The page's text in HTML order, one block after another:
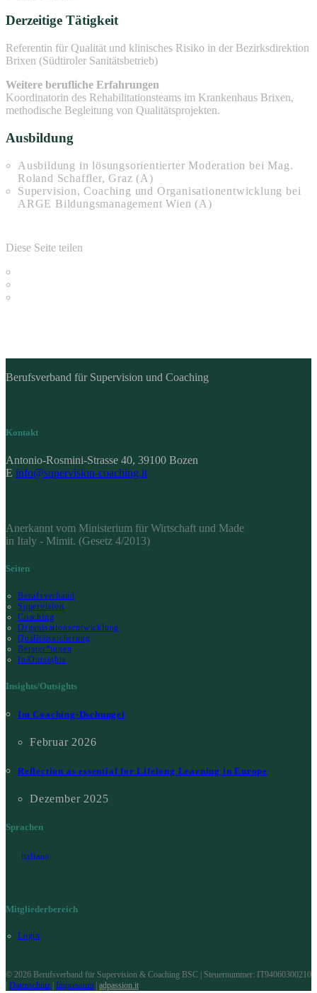
Derzeitige Tätigkeit
Referentin für Qualität und klinisches Risiko in der Bezirksdirektion
Brixen (Südtiroler Sanitätsbetrieb)
Weitere berufliche Erfahrungen
Koordinatorin des Rehabilitationsteams im Krankenhaus Brixen,
methodische Begleitung von Qualitätsprojekten.
Ausbildung
Ausbildung in lösungsorientierter Moderation bei Mag.
Roland Schaffler, Graz (A)
Supervision, Coaching und Organisationentwicklung bei
ARGE Bildungsmanagement Wien (A)
Diese Seite teilen
Berufsverband für Supervision und Coaching
Kontakt
Antonio-Rosmini-Strasse 40, 39100 Bozen
E info@supervision-coaching.it
Anerkannt vom Ministerium für Wirtschaft und Made
in Italy - Mimit. (Gesetz 4/2013)
Seiten
Berufsverband
Supervision
Coaching
Organisationsentwicklung
Qualitätssicherung
Berater*innen
In/Outsights
Insights/Outsights
Im Coaching-Dschungel
Februar 2026
Reflection as essential for Lifelong Learning in Europe
Dezember 2025
Sprachen
italiano
Mitgliederbereich
Login
© 2026 Berufsverband für Supervision & Coaching BSC | Steuernummer: IT94060300210
Datenschutz Impressum adpassion.it